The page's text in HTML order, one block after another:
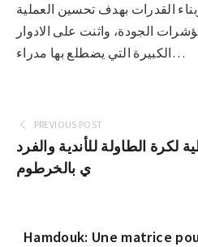
القدرات بهدف تحسين العملية
الجودة، واثنت على الادوار
الكبيرة التي يضطلع بها مدراء…
PREVIOUS POST
لكرة الطاولة للأندية والفرد
ي بالخرطوم
Hamdouk: Une matrice